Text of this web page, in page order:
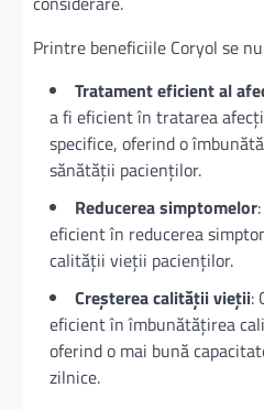
Printre beneficiile Coryol se
Tratament eficient al
a fi eficient în tratarea
specifice, oferind o
sănătății pacienților.
Reducerea simptomelor
eficient în reducerea
calității vieții pacienților.
Creșterea calității vieții:
eficient în îmbunătățirea
oferind o mai bună
zilnice.